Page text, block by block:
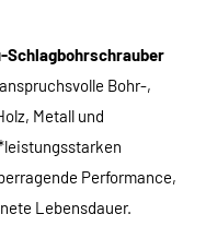
Schlagbohrschrauber
Bohr-,
Metall und
Performance,
Lebensdauer.